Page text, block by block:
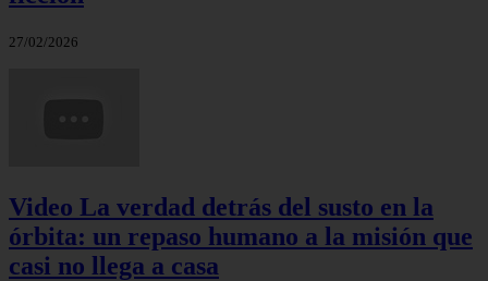
27/02/2026
Video La verdad detrás del susto en la
órbita: un repaso humano a la misión que
casi no llega a casa